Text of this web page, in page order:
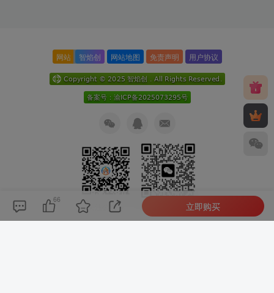
网站 智焰创 网站地图 免责声明 用户协议
关注公众号
66
立即购买